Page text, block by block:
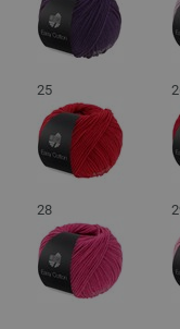
25
28